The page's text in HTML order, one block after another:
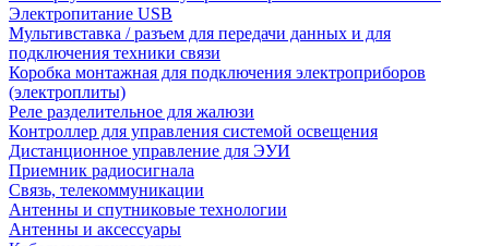
Электропитание USB
Мультивставка / разъем для передачи данных и для
подключения техники связи
Коробка монтажная для подключения электроприборов
(электроплиты)
Реле разделительное для жалюзи
Контроллер для управления системой освещения
Дистанционное управление для ЭУИ
Приемник радиосигнала
Связь, телекоммуникации
Антенны и спутниковые технологии
Антенны и аксессуары